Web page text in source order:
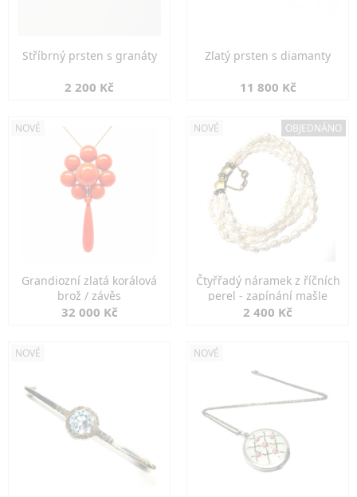
Stříbrný prsten s granáty
2 200 Kč
Zlatý prsten s diamanty
11 800 Kč
NOVÉ
Grandiozní zlatá korálová
brož / závěs
32 000 Kč
NOVÉ OBJEDNÁNO
Čtyřřadý náramek z říčních
perel - zapínání mašle
2 400 Kč
NOVÉ NOVÉ